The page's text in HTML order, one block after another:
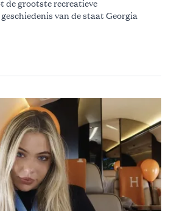
de grootste recreatieve
van de staat Georgia